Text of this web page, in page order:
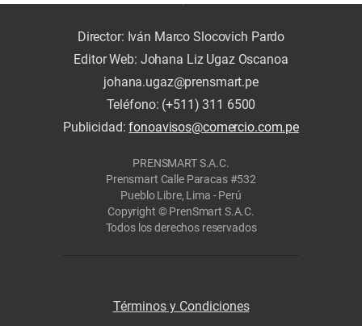
Director: Iván Marco Slocovich Pardo
Editor Web: Johana Liz Ugaz Oscanoa
johana.ugaz@prensmart.pe
Teléfono: (+511) 311 6500
Publicidad:fonoavisos@comercio.com.pe
PRENSMART S.A.C.
Prensmart Calle Paracas #532
Pueblo Libre, Lima - Perú
Copyright © PrenSmart S.A.C.
Todos los derechos reservados
Términos y Condiciones